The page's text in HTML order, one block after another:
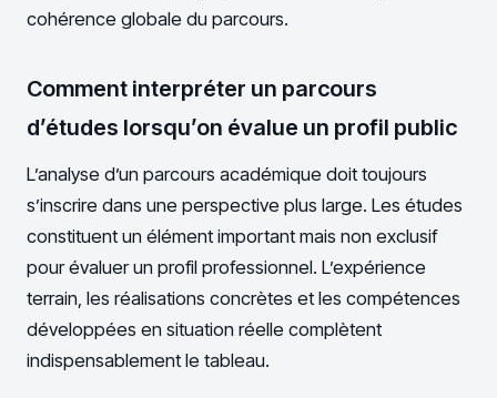
cohérence globale du parcours.
Comment interpréter un parcours
d’études lorsqu’on évalue un profil public
L’analyse d’un parcours académique doit toujours
s’inscrire dans une perspective plus large. Les études
constituent un élément important mais non exclusif
pour évaluer un profil professionnel. L’expérience
terrain, les réalisations concrètes et les compétences
développées en situation réelle complètent
indispensablement le tableau.